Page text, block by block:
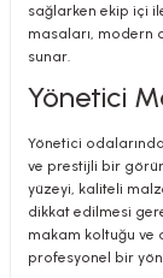
sağlarken ekip içi
masaları, modern
sunar.
Yönetici
Yönetici
ve prestijli bir
yüzeyi, kaliteli
dikkat edilmesi
makam koltuğu ve
profesyonel bir